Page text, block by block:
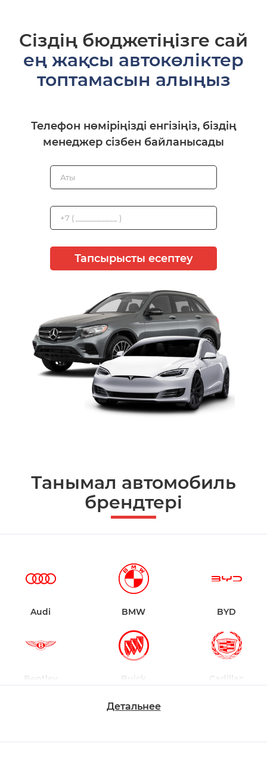
Сіздің бюджетіңізге сай
ең жақсы автокөліктер
топтамасын алыңыз
Телефон нөміріңізді енгізіңіз, біздің
менеджер сізбен байланысады
Тапсырысты есептеу
Танымал автомобиль
брендтері
Audi BMW BYD
Bentley Buick Cadillac
Детальнее